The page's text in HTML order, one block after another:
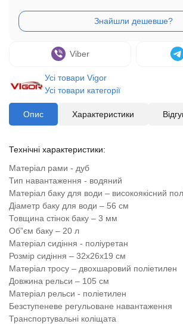
Viber
Усі товари Vigor
Усі товари категорії
Опис Характеристики
Технічні характеристики:
Матеріал рами - дуб
Тип навантаження - водяний
Матеріал баку для води – високоякісний
Діаметр баку для води – 56 см
Товщина стінок баку – 3 мм
Об”єм баку – 20 л
Матеріал сидіння - поліуретан
Розмір сидіння – 32х26х19 см
Матеріал тросу – двохшаровий поліетилен
Довжина рельси – 105 см
Матеріал рельси - поліетилен
Безступеневе регульоване навантаження
Транспортувальні коліщата